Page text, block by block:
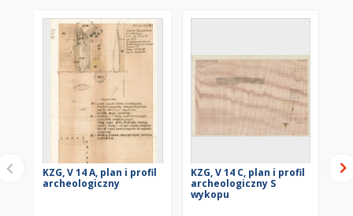
KZG, V 14 A, plan i profil
archeologiczny
KZG, V 14 C, plan i profil
archeologiczny S
wykopu